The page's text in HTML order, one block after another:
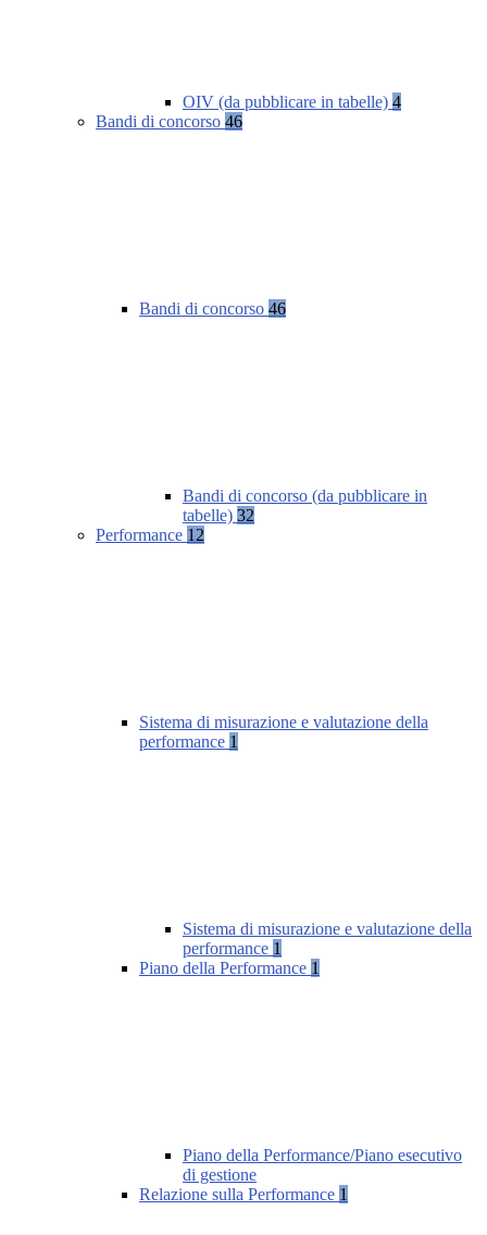
OIV (da pubblicare in tabelle) 4
Bandi di concorso 46
Bandi di concorso 46
Bandi di concorso (da pubblicare in
tabelle) 32
Performance 12
Sistema di misurazione e valutazione della
performance 1
Sistema di misurazione e valutazione della
performance 1
Piano della Performance 1
Piano della Performance/Piano esecutivo
di gestione
Relazione sulla Performance 1